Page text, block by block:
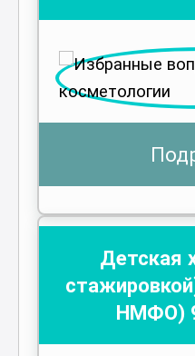
Детская
НМФО)